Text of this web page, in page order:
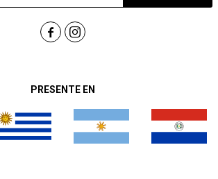
PRESENTE EN
 